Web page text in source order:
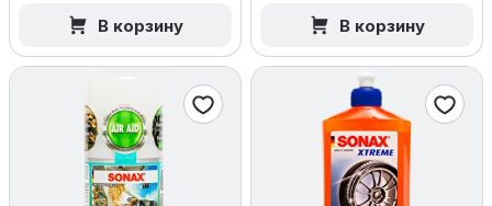
В корзину В корзину